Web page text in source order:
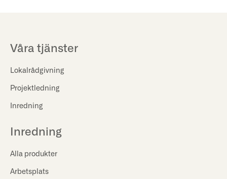
Våra tjänster
Lokalrådgivning
Projektledning
Inredning
Inredning
Alla produkter
Arbetsplats